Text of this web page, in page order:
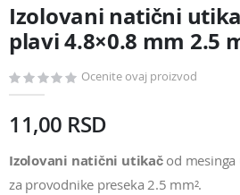
kraj
galerije
slika
početak
galerije
slika
Izolovani natični
plavi 4.8×0.8 mm 2.5
Ocenite ovaj proizvod
11,00 RSD
Izolovani natični utikačod mesinga
za provodnike preseka 2.5 mm².